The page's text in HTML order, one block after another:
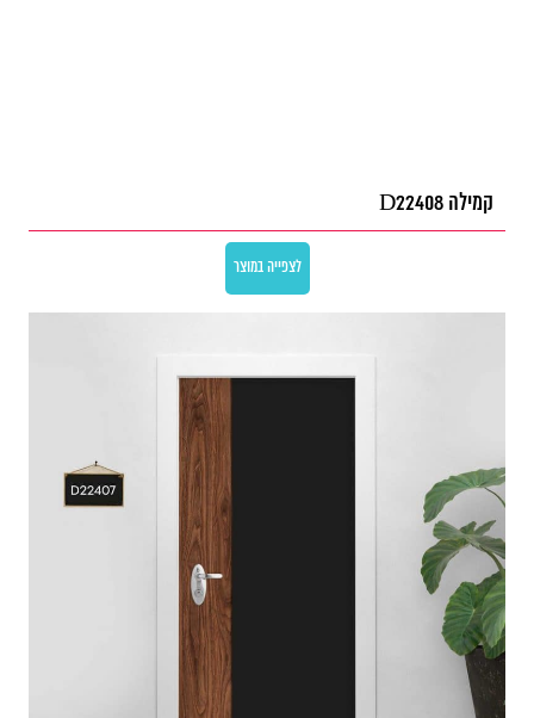
קמילה D22408
לצפייה במוצר